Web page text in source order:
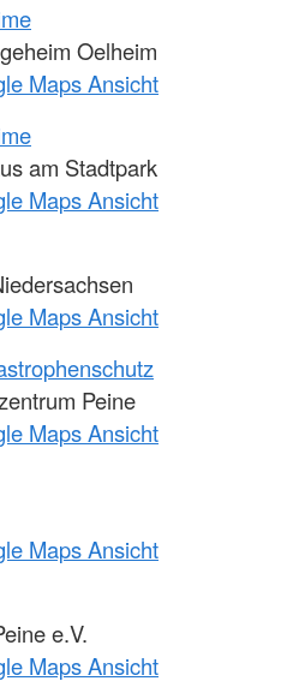
Oelheim
Maps Ansicht
am Stadtpark
Maps Ansicht
Maps Ansicht
Peine
Maps Ansicht
Maps Ansicht
e.V.
Maps Ansicht